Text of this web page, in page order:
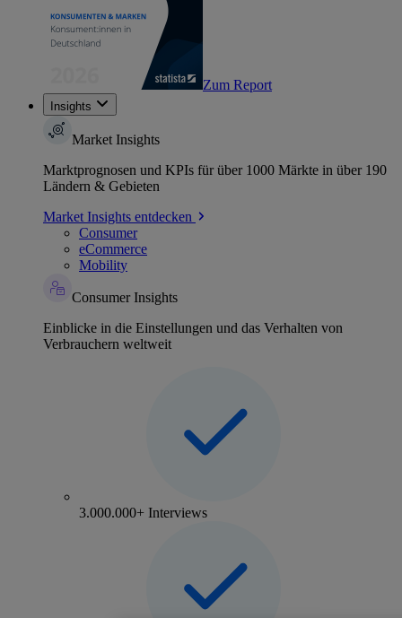
Zum Report
Insights
Market Insights
Marktprognosen und KPIs für über 1000 Märkte in über 190
Ländern & Gebieten
Market Insights entdecken
Consumer
eCommerce
Mobility
Consumer Insights
Einblicke in die Einstellungen und das Verhalten von
Verbrauchern weltweit
3.000.000+ Interviews